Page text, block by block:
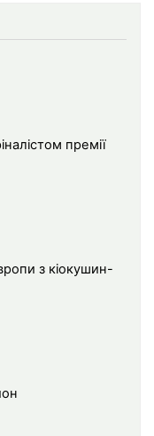
премії
з кіокушин-